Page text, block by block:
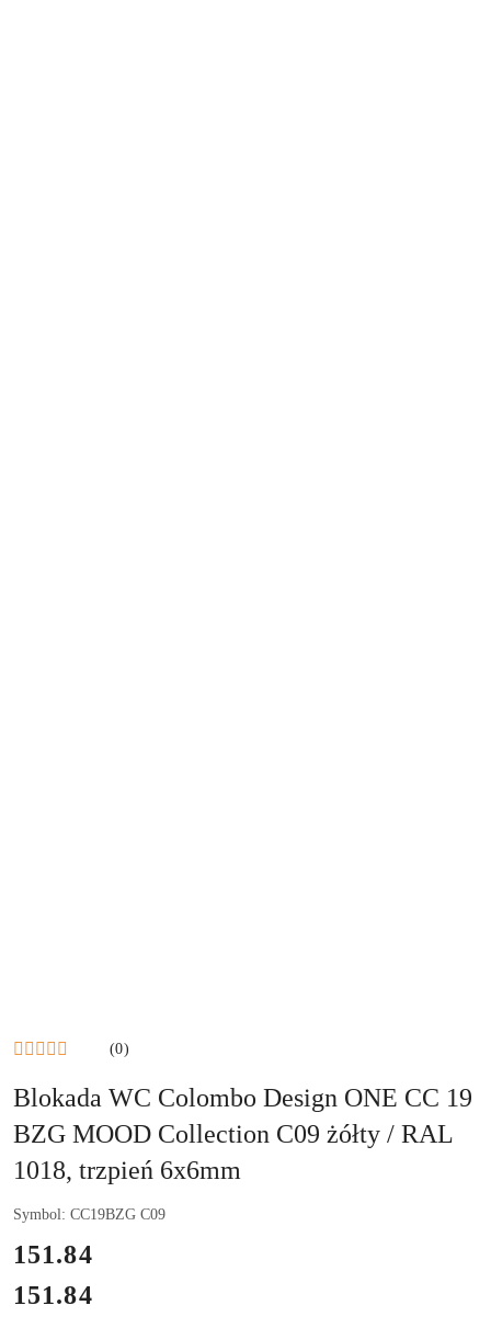
(0)
Blokada WC Colombo Design ONE CC 19
BZG MOOD Collection C09 żółty / RAL
1018, trzpień 6x6mm
Symbol: CC19BZG C09
cena:
151.84
Cena:
151.84